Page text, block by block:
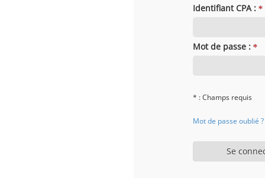
Identifiant CPA :
Mot de passe :
* : Champs requis
Mot de passe oublié ?